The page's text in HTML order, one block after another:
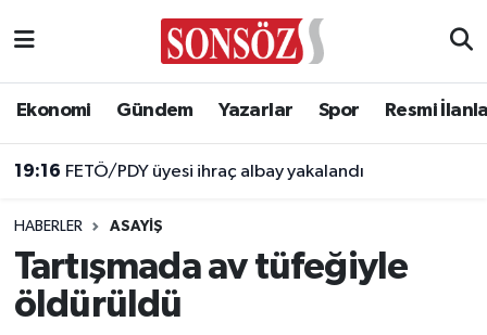
Ekonomi Gündem Yazarlar Spor Resmi
19:16 FETÖ/PDY üyesi ihraç albay yakalandı
HABERLER ASAYIŞ
Tartışmada av tüfeğiyle
öldürüldü
Asayiş
Çevre
Ankara Nöbetçi Eczaneler
Ankara Trafik Yoğunluk Haritası
Süper Lig Puan Durumu ve Fikstür